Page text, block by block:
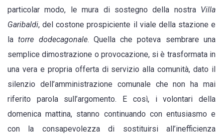
particolar modo, le mura di sostegno della nostra Villa
Garibaldi, del costone prospiciente il viale della stazione e
latorre dodecagonale. Quella che poteva sembrare una
semplice dimostrazione o provocazione, si è trasformata in
una vera e propria offerta di servizio alla comunità, dato il
silenzio dell’amministrazione comunale che non ha mai
riferito parola sull’argomento. E così, i volontari della
domenica mattina, stanno continuando con entusiasmo e
con la consapevolezza di sostituirsi all’inefficienza